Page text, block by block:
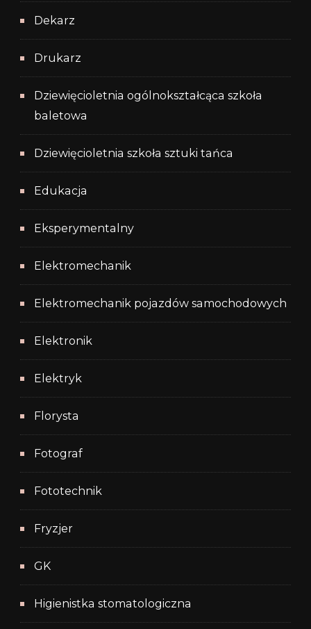
Dekarz
Drukarz
Dziewięcioletnia ogólnokształcąca szkoła
baletowa
Dziewięcioletnia szkoła sztuki tańca
Edukacja
Eksperymentalny
Elektromechanik
Elektromechanik pojazdów samochodowych
Elektronik
Elektryk
Florysta
Fotograf
Fototechnik
Fryzjer
GK
Higienistka stomatologiczna